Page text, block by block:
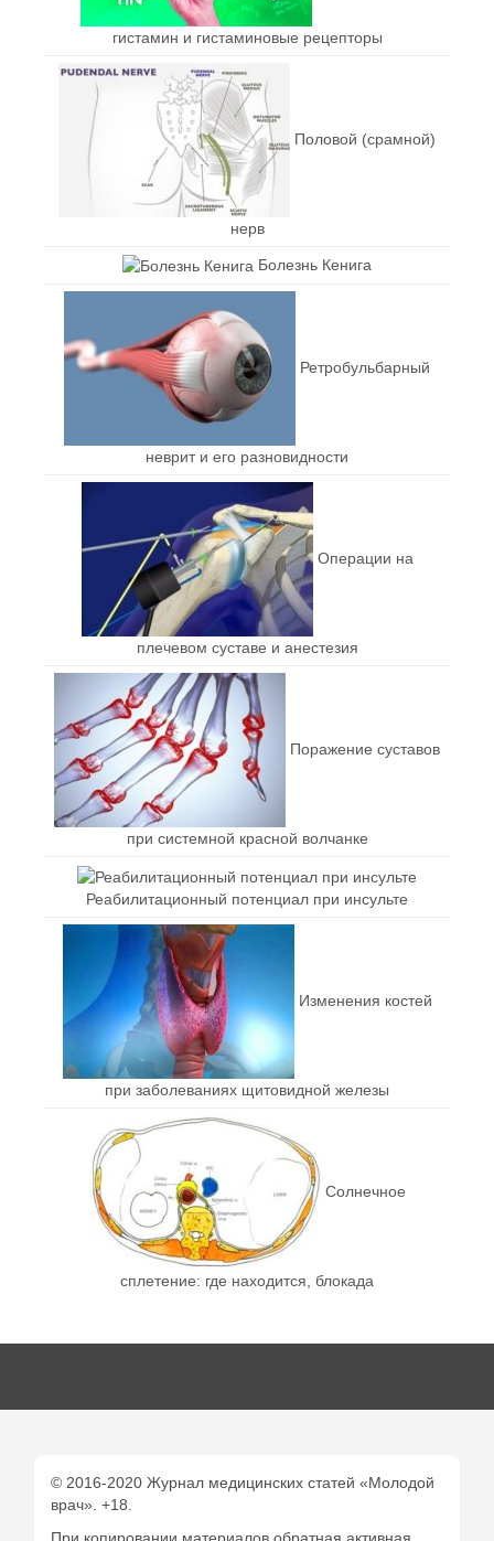
гистамин и гистаминовые рецепторы
Половой (срамной)
нерв
Болезнь Кенига
Ретробульбарный
неврит и его разновидности
Операции на
плечевом суставе и анестезия
Поражение суставов
при системной красной волчанке
Реабилитационный потенциал при инсульте
Изменения костей
при заболеваниях щитовидной железы
Солнечное
сплетение: где находится, блокада
© 2016-2020 Журнал медицинских статей «Молодой
врач». +18.
При копировании материалов обратная активная